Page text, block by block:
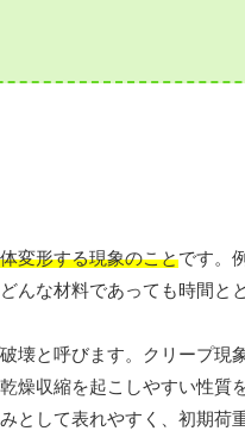
変形する現象のことです。
んな材料であっても時間と
壊と呼びます。クリープ現
燥収縮を起こしやすい性質
として表れやすく、初期荷